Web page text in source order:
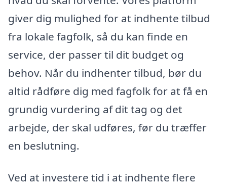
giver dig mulighed for at indhente tilbud
fra lokale fagfolk, så du kan finde en
service, der passer til dit budget og
behov. Når du indhenter tilbud, bør du
altid rådføre dig med fagfolk for at få en
grundig vurdering af dit tag og det
arbejde, der skal udføres, før du træffer
en beslutning.
Ved at investere tid i at indhente flere